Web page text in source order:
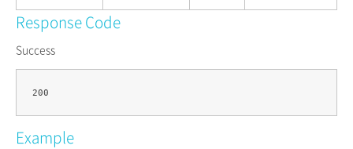
Response Code
Success
Example